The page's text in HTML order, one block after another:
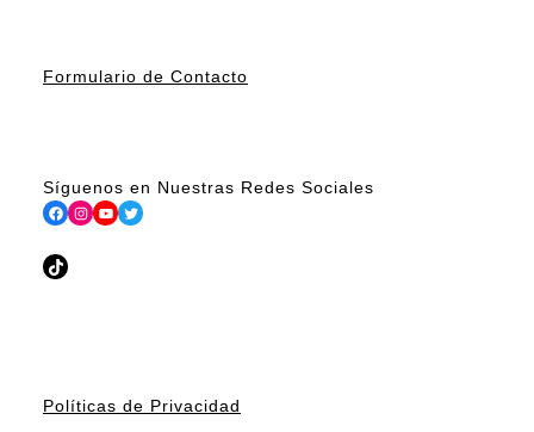
Formulario de Contacto
Síguenos en Nuestras Redes Sociales
Facebook
Instagram YouTube Twitter
TikTok
Políticas de Privacidad